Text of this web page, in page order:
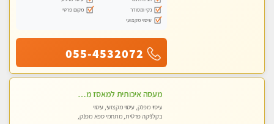
נקי ומסודר
מקום פרטי
עיסוי מקצועי
055-4532072
מעסה איכותית למאסז מקצועי ומפנק לכל שרירי הגוף
עיסוי מפנק, עיסוי מקצועי, עיסוי
בקלניקה פרטית, מתחמי ספא מפנק,